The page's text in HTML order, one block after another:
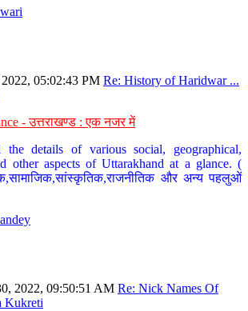
05:02:43 PM Re: History of Haridwar ...
- उत्तराखण्ड : एक नजर में
details of various social, geographical,
other aspects of Uttarakhand at a glance. (
और अन्य पहलुओं
2022, 09:50:51 AM Re: Nick Names Of
Kukreti